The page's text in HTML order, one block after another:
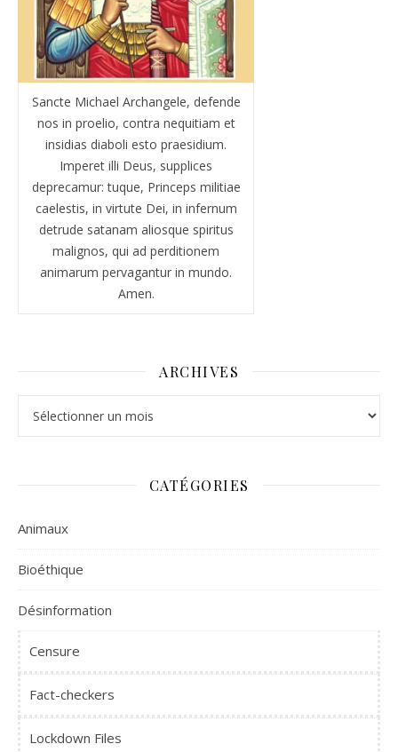
Sancte Michael Archangele, defende
nos in proelio, contra nequitiam et
insidias diaboli esto praesidium.
Imperet illi Deus, supplices
deprecamur: tuque, Princeps militiae
caelestis, in virtute Dei, in infernum
detrude satanam aliosque spiritus
malignos, qui ad perditionem
animarum pervagantur in mundo.
Amen.
ARCHIVES
CATÉGORIES
Animaux
Bioéthique
Désinformation
Censure
Fact-checkers
Lockdown Files